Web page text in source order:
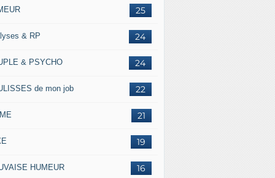
25
24
& RP
24
& PSYCHO
22
de mon job
21
19
16
HUMEUR